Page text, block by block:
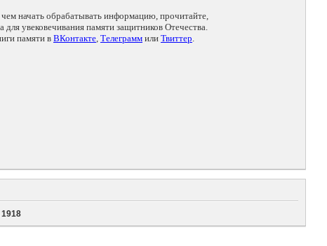
начать обрабатывать информацию, прочитайте,
увековечивания памяти защитников Отечества.
памяти в ВКонтакте, Телеграмм или Твиттер.